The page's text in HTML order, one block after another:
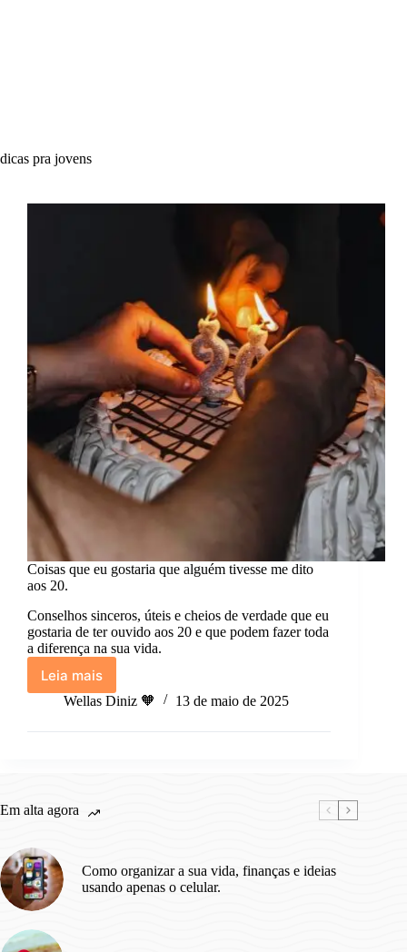
dicas pra jovens
Coisas que eu gostaria que alguém tivesse me dito
aos 20.
Conselhos sinceros, úteis e cheios de verdade que eu
gostaria de ter ouvido aos 20 e que podem fazer toda
a diferença na sua vida.
Leia mais
Coisas
que
gostaria
dito
Wellas Diniz 🧡 13 de maio de 2025
Em alta agora
Como organizar a sua vida, finanças e ideias
usando apenas o celular.